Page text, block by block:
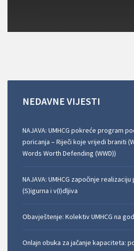
NEDAVNE VIJESTI
NAJAVA: UMHCG pokreće program
poricanja – Riječi koje vrijedi braniti
Words Worth Defending (WWD))
NAJAVA: UMHCG započinje
(S)igurna i v(I)dljiva
Obavještenje: Kolektiv UMHCG na
Onlajn obuka za jačanje kapaciteta: